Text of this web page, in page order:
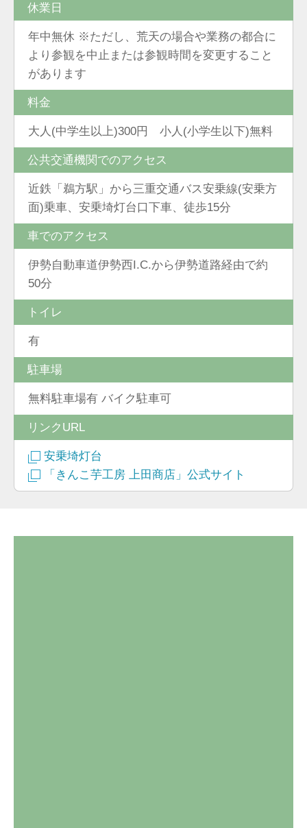
休業日
年中無休 ※ただし、荒天の場合や業務の都合に
より参観を中止または参観時間を変更すること
があります
料金
大人(中学生以上)300円 小人(小学生以下)無料
公共交通機関でのアクセス
近鉄「鵜方駅」から三重交通バス安乗線(安乗方
面)乗車、安乗埼灯台口下車、徒歩15分
車でのアクセス
伊勢自動車道伊勢西I.C.から伊勢道路経由で約
50分
トイレ
有
駐車場
無料駐車場有 バイク駐車可
リンクURL
安乗埼灯台
「きんこ芋工房 上田商店」公式サイト